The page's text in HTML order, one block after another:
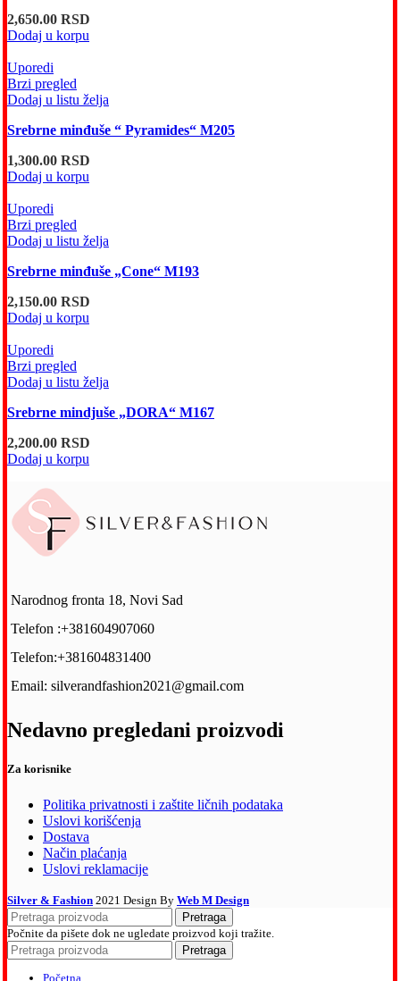
2,650.00 RSD
Dodaj u korpu
Uporedi
Brzi pregled
Dodaj u listu želja
Srebrne minđuše “ Pyramides“ M205
1,300.00 RSD
Dodaj u korpu
Uporedi
Brzi pregled
Dodaj u listu želja
Srebrne minđuše „Cone“ M193
2,150.00 RSD
Dodaj u korpu
Uporedi
Brzi pregled
Dodaj u listu želja
Srebrne mindjuše „DORA“ M167
2,200.00 RSD
Dodaj u korpu
Narodnog fronta 18, Novi Sad
Telefon :+381604907060
Telefon:+381604831400
Email: silverandfashion2021@gmail.com
Nedavno pregledani proizvodi
Za korisnike
Politika privatnosti i zaštite ličnih podataka
Uslovi korišćenja
Dostava
Način plaćanja
Uslovi reklamacije
Silver & Fashion 2021 Design By Web M Design
Pretraga
Počnite da pišete dok ne ugledate proizvod koji tražite.
Pretraga
Početna